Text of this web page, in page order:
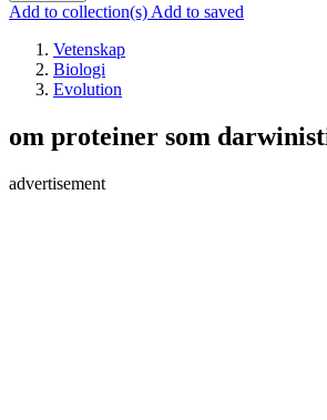
Add to collection(s) Add to saved
Vetenskap
Biologi
Evolution
om proteiner som
advertisement